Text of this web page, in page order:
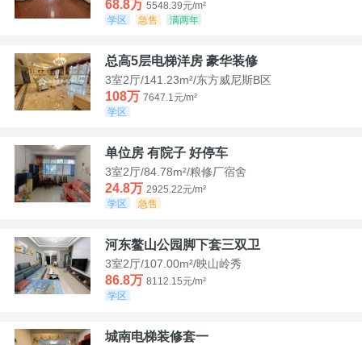
68.8万 5548.39元/m²
学区
急售 满两年
总高5层电梯洋房 豪华装修
3室2厅/141.23m²/东方威尼斯B区
108万 7647.1元/m²
学区
单位房 有院子 好停车
3室2厅/84.78m²/粮修厂宿舍
24.8万 2925.22元/m²
学区
急售
河东鳌山公园脚下套三双卫
3室2厅/107.00m²/映山岭秀
86.8万 8112.15元/m²
学区
城南电梯装修套一